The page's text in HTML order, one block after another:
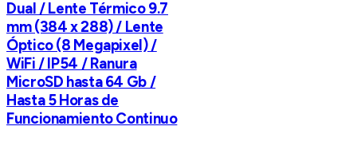
Dual / Lente Térmico 9.7
mm (384 x 288) / Lente
Óptico (8 Megapixel) /
WiFi / IP54 / Ranura
MicroSD hasta 64 Gb /
Hasta 5 Horas de
Funcionamiento Continuo